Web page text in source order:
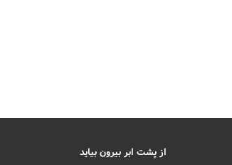
از پشت ابر بیرون بیاید